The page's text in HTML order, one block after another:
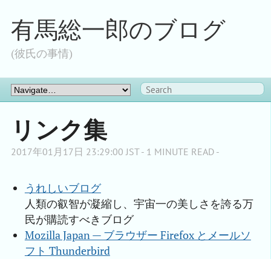
有馬総一郎のブログ
(彼氏の事情)
リンク集
2017年01月17日 23:29:00 JST - 1 MINUTE READ -
うれしいブログ
人類の叡智が凝縮し、宇宙一の美しさを誇る万
民が購読すべきブログ
Mozilla Japan — ブラウザー Firefox とメールソ
フト Thunderbird